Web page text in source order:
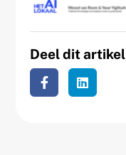
Deel dit artikel